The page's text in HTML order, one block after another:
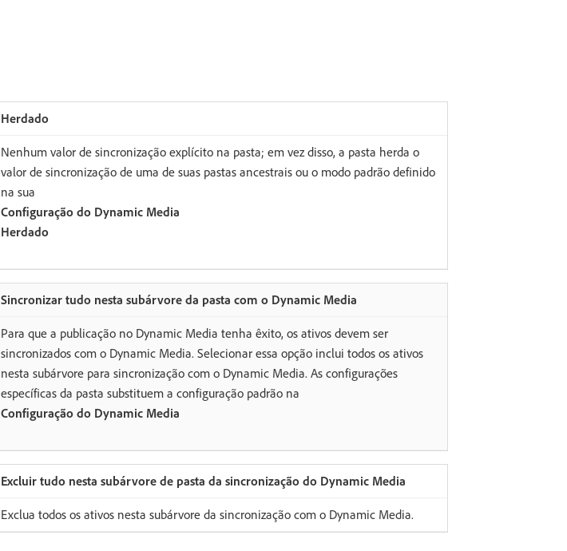
Herdado
Nenhum valor de sincronização explícito na pasta; em vez disso, a pasta herda o
valor de sincronização de uma de suas pastas ancestrais ou o modo padrão definido
na sua
Configuração do Dynamic Media
Herdado
Sincronizar tudo nesta subárvore da pasta com o Dynamic Media
Para que a publicação no Dynamic Media tenha êxito, os ativos devem ser
sincronizados com o Dynamic Media. Selecionar essa opção inclui todos os ativos
nesta subárvore para sincronização com o Dynamic Media. As configurações
específicas da pasta substituem a configuração padrão na
Configuração do Dynamic Media
Excluir tudo nesta subárvore de pasta da sincronização do Dynamic Media
Exclua todos os ativos nesta subárvore da sincronização com o Dynamic Media.